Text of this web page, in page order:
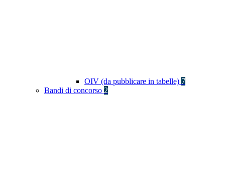
OIV (da pubblicare in tabelle) 7
Bandi di concorso 2